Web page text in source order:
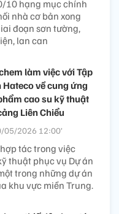
10 hạng mục chính
nhà cơ bản xong
đoạn sơn tường,
lan can
làm việc với Tập
Hateco về cung ứng
cao su kỹ thuật
Liên Chiểu
05/2026 12:00’
tác trong việc
thuật phục vụ Dự án
trong những dự án
khu vực miền Trung.